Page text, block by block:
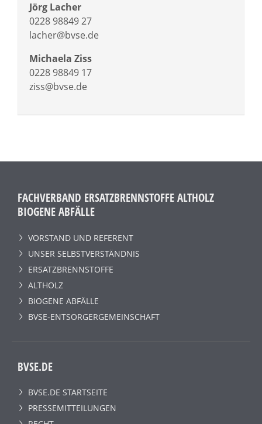
Jörg Lacher
0228 98849 27
lacher@bvse.de
Michaela Ziss
0228 98849 17
ziss@bvse.de
FACHVERBAND ERSATZBRENNSTOFFE ALTHOLZ
BIOGENE ABFÄLLE
VORSTAND UND REFERENT
UNSER SELBSTVERSTÄNDNIS
ERSATZBRENNSTOFFE
ALTHOLZ
BIOGENE ABFÄLLE
BVSE-ENTSORGERGEMEINSCHAFT
BVSE.DE
BVSE.DE STARTSEITE
PRESSEMITTEILUNGEN